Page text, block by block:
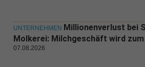
UNTERNEHMEN Millionenverlust bei
Molkerei: Milchgeschäft wird
07.08.2026